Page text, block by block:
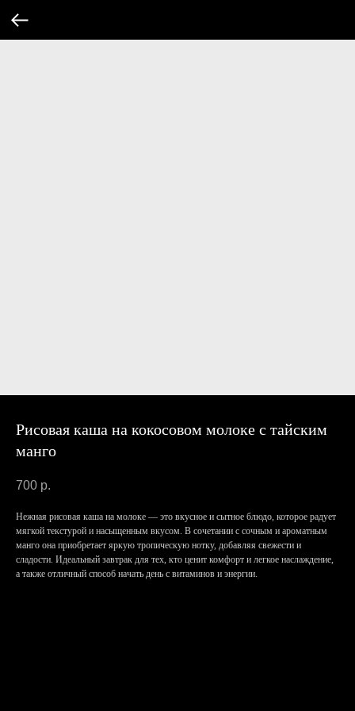
Рисовая каша на кокосовом молоке с тайским
манго
700 р.
Нежная рисовая каша на молоке — это вкусное и сытное блюдо, которое радует
мягкой текстурой и насыщенным вкусом. В сочетании с сочным и ароматным
манго она приобретает яркую тропическую нотку, добавляя свежести и
сладости. Идеальный завтрак для тех, кто ценит комфорт и легкое наслаждение,
а также отличный способ начать день с витаминов и энергии.